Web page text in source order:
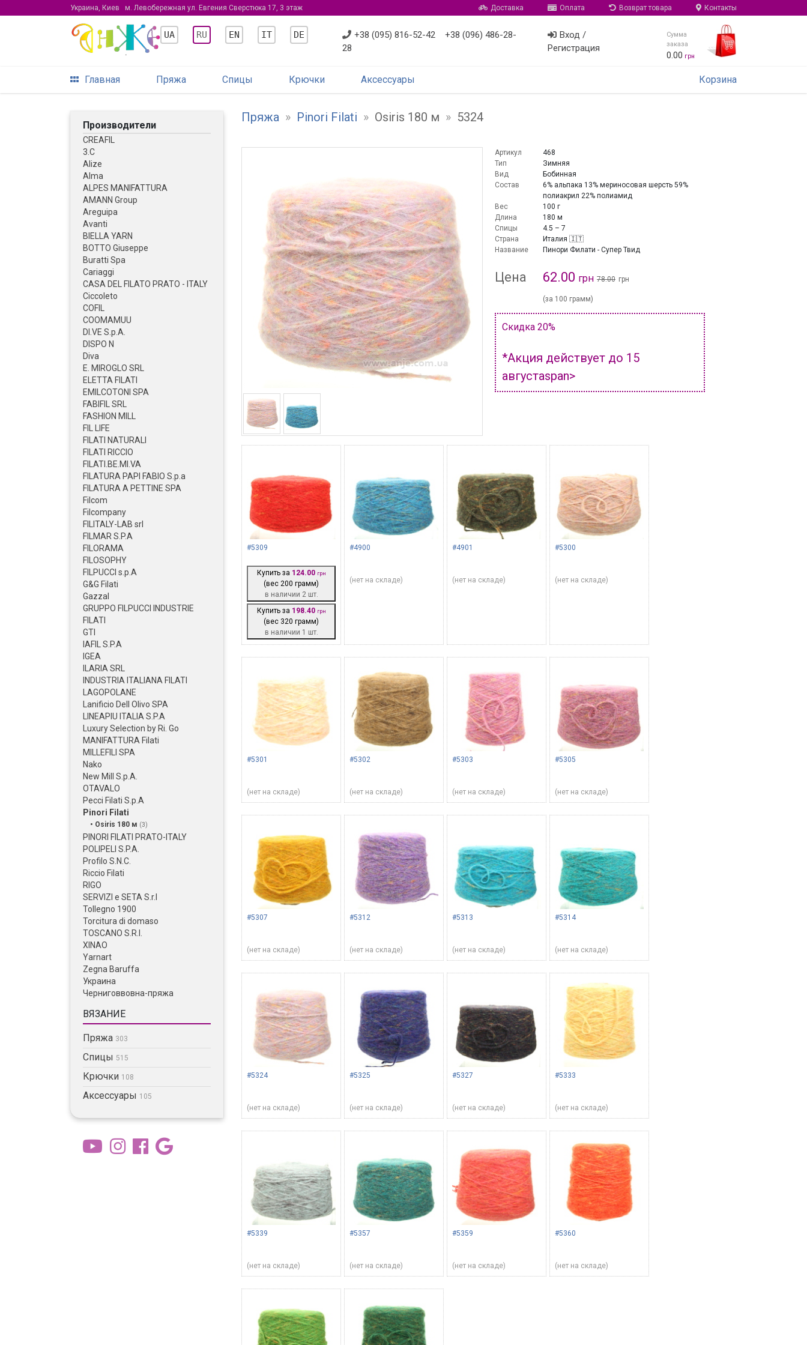
Украина, Киев м. Левобережная ул. Евгения Сверстюка 17, 3 этаж Доставка Оплата Возврат товара Контакты
UA RU EN IT DE +38 (095) 816-52-42
+38 (096) 486-28-
28
Вход /
Регистрация
Сумма
заказа
0.00 грн
Главная Пряжа Спицы Крючки Аксессуары Корзина
Производители
CREAFIL
3.С
Alize
Alma
ALPES MANIFATTURA
AMANN Group
Areguipa
Avanti
BIELLA YARN
BOTTO Giuseppe
Buratti Spa
Cariaggi
CASA DEL FILATO PRATO - ITALY
Ciccoleto
COFIL
COOMAMUU
DI.VE S.p.A.
DISPO N
Diva
E. MIROGLO SRL
ELETTA FILATI
EMILCOTONI SPA
FABIFIL SRL
FASHION MILL
FIL LIFE
FILATI NATURALI
FILATI RICCIO
FILATI.BE.MI.VA
FILATURA PAPI FABIO S.p.a
FILATURA A PETTINE SPA
Filcom
Filcompany
FILITALY-LAB srl
FILMAR S.P.A
FILORAMA
FILOSOPHY
FILPUCCI s.p.A
G&G Filati
Gazzal
GRUPPO FILPUCCI INDUSTRIE
FILATI
GTI
IAFIL S.P.A
IGEA
ILARIA SRL
INDUSTRIA ITALIANA FILATI
LAGOPOLANE
Lanificio Dell Olivo SPA
LINEAPIU ITALIA S.P.A
Luxury Selection by Ri. Go
MANIFATTURA Filati
MILLEFILI SPA
Nako
New Mill S.p.A.
OTAVALO
Pecci Filati S.p.A
Pinori Filati
• Osiris 180 м (3)
PINORI FILATI PRATO-ITALY
POLIPELI S.P.A.
Profilo S.N.C.
Riccio Filati
RIGO
SERVIZI e SETA S.r.l
Tollegno 1900
Torcitura di domaso
TOSCANO S.R.I.
XINAO
Yarnart
Zegna Baruffa
Украина
Черниговвовна-пряжа
ВЯЗАНИЕ
Пряжа 303
Спицы 515
Крючки 108
Аксессуары 105
Пряжа » Pinori Filati » Osiris 180 м » 5324
Артикул
468
Тип
Зимняя
Вид
Бобинная
Состав
6% альпака 13% мериносовая шерсть 59%
полиакрил 22% полиамид
Вес
100 г
Длина
180 м
Спицы
4.5 – 7
Страна
Италия 🇮🇹
Название
Пинори Филати - Супер Твид
Цена 62.00 грн 78.00 грн
(за 100 грамм)
Скидка 20%
*Акция действует до 15
августаspan>
#5309
Купить за 124.00 грн
(вес 200 грамм)
в наличии 2 шт.
Купить за 198.40 грн
(вес 320 грамм)
в наличии 1 шт.
#4900
(нет на складе)
#4901
(нет на складе)
#5300
(нет на складе)
#5301
(нет на складе)
#5302
(нет на складе)
#5303
(нет на складе)
#5305
(нет на складе)
#5307
(нет на складе)
#5312
(нет на складе)
#5313
(нет на складе)
#5314
(нет на складе)
#5324
(нет на складе)
#5325
(нет на складе)
#5327
(нет на складе)
#5333
(нет на складе)
#5339
(нет на складе)
#5357
(нет на складе)
#5359
(нет на складе)
#5360
(нет на складе)